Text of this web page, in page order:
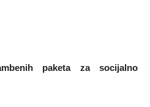
paketa za socijalno